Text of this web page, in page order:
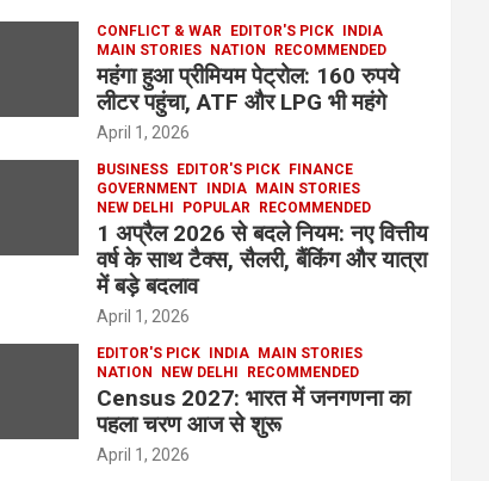
CONFLICT & WAR EDITOR'S PICK INDIA
MAIN STORIES NATION RECOMMENDED
महंगा हुआ प्रीमियम पेट्रोल: 160 रुपये
लीटर पहुंचा, ATF और LPG भी महंगे
April 1, 2026
BUSINESS EDITOR'S PICK FINANCE
GOVERNMENT INDIA MAIN STORIES
NEW DELHI
POPULAR RECOMMENDED
1 अप्रैल 2026 से बदले नियम: नए वित्तीय
वर्ष के साथ टैक्स, सैलरी, बैंकिंग और यात्रा
में बड़े बदलाव
April 1, 2026
EDITOR'S PICK INDIA MAIN STORIES
NATION
NEW DELHI RECOMMENDED
Census 2027: भारत में जनगणना का
पहला चरण आज से शुरू
April 1, 2026